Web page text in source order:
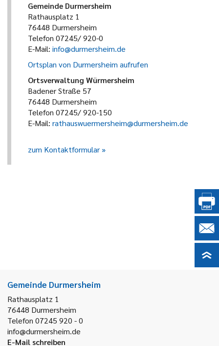
Gemeinde Durmersheim
Rathausplatz 1
76448 Durmersheim
Telefon 07245/ 920-0
E-Mail: info@durmersheim.de
Ortsplan von Durmersheim aufrufen
Ortsverwaltung Würmersheim
Badener Straße 57
76448 Durmersheim
Telefon 07245/ 920-150
E-Mail: rathauswuermersheim@durmersheim.de
zum Kontaktformular
Gemeinde Durmersheim
Rathausplatz 1
76448 Durmersheim
Telefon 07245 920 - 0
info@durmersheim.de
E-Mail schreiben